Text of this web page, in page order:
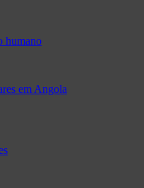
humano
em Angola